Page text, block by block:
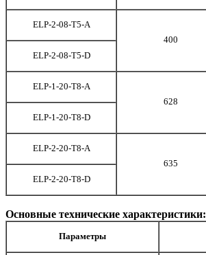
ELP-2-08-T5-A
400
ELP-2-08-T5-D
ELP-1-20-T8-A
628
ELP-1-20-T8-D
ELP-2-20-T8-A
635
ELP-2-20-T8-D
Основные технические характеристики:
Параметры